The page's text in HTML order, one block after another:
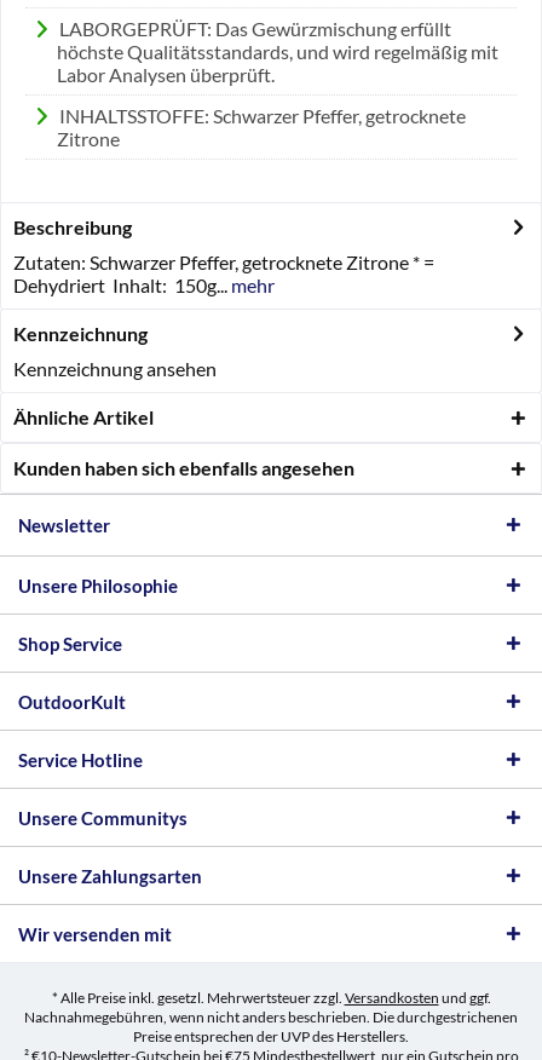
LABORGEPRÜFT: Das Gewürzmischung erfüllt
höchste Qualitätsstandards, und wird regelmäßig mit
Labor Analysen überprüft.
INHALTSSTOFFE: Schwarzer Pfeffer, getrocknete
Zitrone
Beschreibung
Zutaten: Schwarzer Pfeffer, getrocknete Zitrone * =
Dehydriert Inhalt: 150g... mehr
Kennzeichnung
Kennzeichnung ansehen
Ähnliche Artikel
Kunden haben sich ebenfalls angesehen
Newsletter
Unsere Philosophie
Shop Service
OutdoorKult
Service Hotline
Unsere Communitys
Unsere Zahlungsarten
Wir versenden mit
* Alle Preise inkl. gesetzl. Mehrwertsteuer zzgl. Versandkosten und ggf.
Nachnahmegebühren, wenn nicht anders beschrieben. Die durchgestrichenen
Preise entsprechen der UVP des Herstellers.
² €10-Newsletter-Gutschein bei €75 Mindestbestellwert, nur ein Gutschein pro